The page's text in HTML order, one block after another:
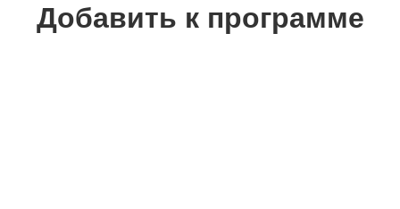
Добавить к программе